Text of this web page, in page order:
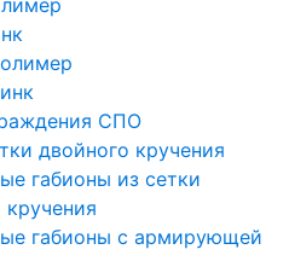
СПО
двойного кручения
габионы из сетки
габионы с армирующей